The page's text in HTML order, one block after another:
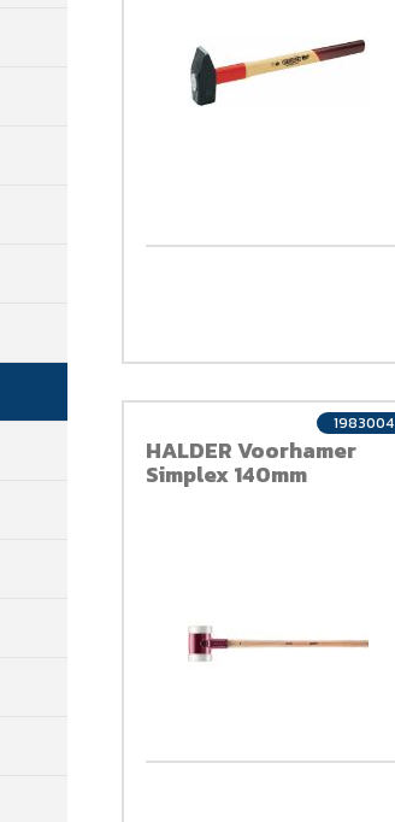
HALDER Voorhamer
Simplex 140mm
1983004